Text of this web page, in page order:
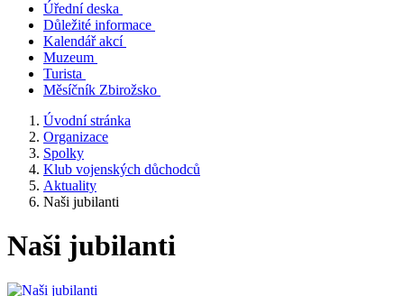
Úřední deska
Důležité informace
Kalendář akcí
Muzeum
Turista
Měsíčník Zbirožsko
Úvodní stránka
Organizace
Spolky
Klub vojenských důchodců
Aktuality
Naši jubilanti
Naši jubilanti